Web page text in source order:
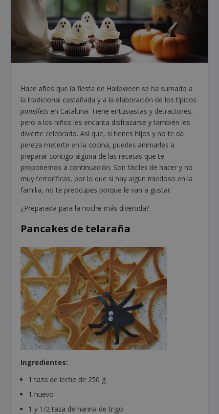
Hace años que la fiesta de Halloween se ha sumado a
la tradicional castañada y a la elaboración de los típicos
panellets en Cataluña. Tiene entusiastas y detractores,
pero a los niños les encanta disfrazarse y también les
divierte celebrarlo. Así que, si tienes hijos y no te da
pereza meterte en la cocina, puedes animarles a
preparar contigo alguna de las recetas que te
proponemos a continuación. Son fáciles de hacer y no
muy terroríficas, por lo que si hay algún miedoso en la
familia, no te preocupes porque le van a gustar.
¿Preparada para la noche más divertida?
Pancakes de telaraña
Ingredientes:
1 taza de leche de 250 g
1 huevo
1 y 1/2 taza de harina de trigo